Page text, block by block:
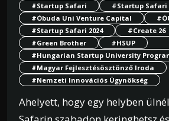
#Startup Safari
#Startup Safari
#Óbuda Uni Venture Capital
#Startup Safari 2024
#Create 26
#Green Brother
#HSUP
#Hungarian Startup University
#Magyar Fejlesztésösztönző Iroda
#Nemzeti Innovációs Ügynökség
Ahelyett, hogy egy helyben